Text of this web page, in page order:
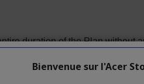
Bienvenue sur l'Acer